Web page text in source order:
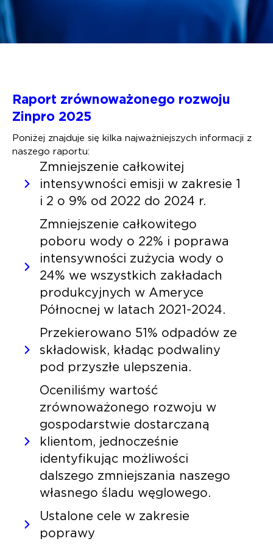
Raport zrównoważonego rozwoju
Zinpro 2025
Poniżej znajduje się kilka najważniejszych informacji z
naszego raportu:
Zmniejszenie całkowitej
intensywności emisji w zakresie 1
i 2 o 9% od 2022 do 2024 r.
Zmniejszenie całkowitego
poboru wody o 22% i poprawa
intensywności zużycia wody o
24% we wszystkich zakładach
produkcyjnych w Ameryce
Północnej w latach 2021-2024.
Przekierowano 51% odpadów ze
składowisk, kładąc podwaliny
pod przyszłe ulepszenia.
Oceniliśmy wartość
zrównoważonego rozwoju w
gospodarstwie dostarczaną
klientom, jednocześnie
identyfikując możliwości
dalszego zmniejszania naszego
własnego śladu węglowego.
Ustalone cele w zakresie
poprawy